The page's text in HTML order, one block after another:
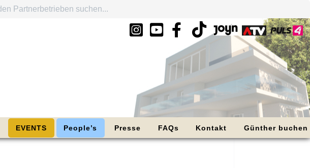
EVENTS People’s Presse FAQs Kontakt Günther buchen